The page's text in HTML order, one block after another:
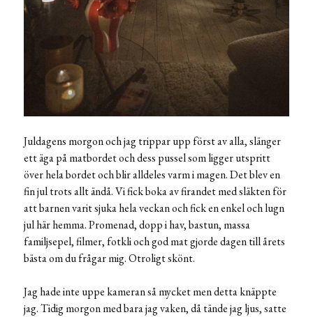
Juldagens morgon och jag trippar upp först av alla, slänger
ett äga på matbordet och dess pussel som ligger utspritt
över hela bordet och blir alldeles varm i magen. Det blev en
fin jul trots allt ändå. Vi fick boka av firandet med släkten för
att barnen varit sjuka hela veckan och fick en enkel och lugn
jul här hemma. Promenad, dopp i hav, bastun, massa
familjsepel, filmer, fotkli och god mat gjorde dagen till årets
bästa om du frågar mig. Otroligt skönt.
Jag hade inte uppe kameran så mycket men detta knäppte
jag. Tidig morgon med bara jag vaken, då tände jag ljus, satte